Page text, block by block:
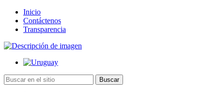
Inicio
Contáctenos
Transparencia